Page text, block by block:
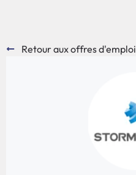
Retour aux offres d'emploi